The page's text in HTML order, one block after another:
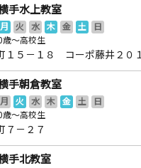
手水上教室
月 火 水 木 金 土
日
歳～高校生
１５－１８ コーポ藤井２０１
手朝倉教室
月 火 水 木 金 土
日
歳～高校生
７－２７
手北教室